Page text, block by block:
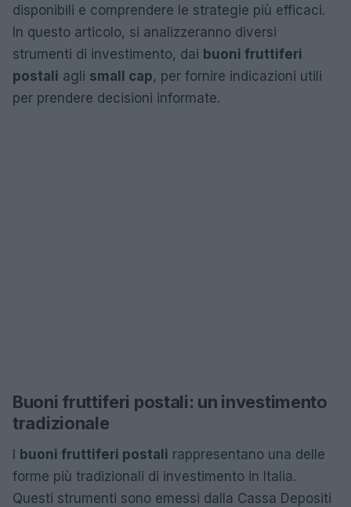
disponibili e comprendere le strategie più efficaci.
In questo articolo, si analizzeranno diversi
strumenti di investimento, dai buoni fruttiferi
postali agli small cap, per fornire indicazioni utili
per prendere decisioni informate.
Buoni fruttiferi postali: un investimento
tradizionale
I buoni fruttiferi postali rappresentano una delle
forme più tradizionali di investimento in Italia.
Questi strumenti sono emessi dalla Cassa Depositi